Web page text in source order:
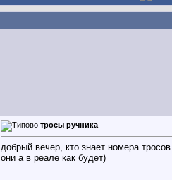
тросы ручника
добрый вечер, кто знает номера
они а в реале как будет)